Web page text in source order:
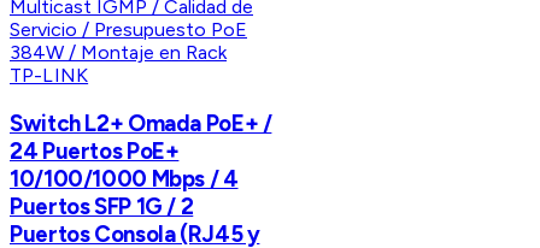
TP-LINK
Switch L2+ Omada PoE+ /
24 Puertos PoE+
10/100/1000 Mbps / 4
Puertos SFP 1G / 2
Puertos Consola (RJ45 y